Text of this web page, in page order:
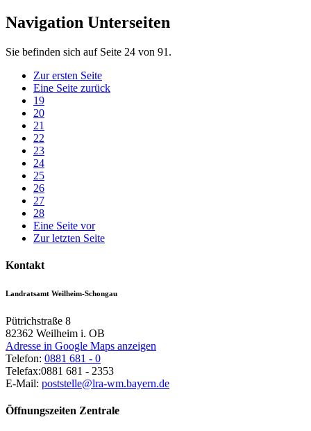
Navigation Unterseiten
Sie befinden sich auf Seite 24 von 91.
Zur ersten Seite
Eine Seite zurück
19
20
21
22
23
24
25
26
27
28
Eine Seite vor
Zur letzten Seite
Kontakt
Landratsamt Weilheim-Schongau
Pütrichstraße 8
82362 Weilheim i. OB
Adresse in Google Maps anzeigen
Telefon: 0881 681 - 0
Telefax:0881 681 - 2353
E-Mail: poststelle@lra-wm.bayern.de
Öffnungszeiten Zentrale